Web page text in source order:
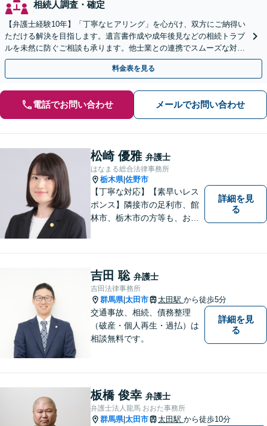
相続人調査・確定
【弁護士経験10年】「丁寧なヒアリング」を心がけ、双方にご納得い
ただける解決を目指します。遺言書作成や成年後見などの相続トラブ
ルを未然に防ぐご相談も承ります。他士業との連携でスムーズな対処
が可能です
料金表を見る
電話でお問い合わせ メールでお問い合わせ
松崎 優雅 弁護士
はなまる総合法律事務所
栃木県|佐野市
【丁寧な対応】【素早いレス
ポンス】隣接市の足利市、館
林市、栃木市の方等も、お気
験しました。不貞の慰謝料の
ご相談は、内容によって、初
回相談を無料としておりま
す。
詳細を見
る
吉田 聡 弁護士
吉田法律事務所
群馬県|太田市 太田駅 から徒歩5分
交通事故、相続、債務整理
（破産・個人再生・過払）は
相談無料です。
詳細を見
る
板橋 俊幸 弁護士
弁護士法人龍馬 おおた事務所
群馬県|太田市 太田駅 から徒歩10分